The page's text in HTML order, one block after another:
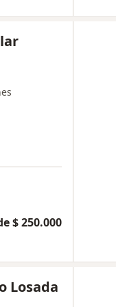
$ 250.000
Losada